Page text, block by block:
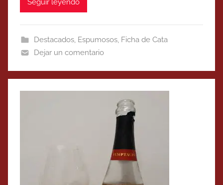
Seguir leyendo
Destacados, Espumosos, Ficha de Cata
Dejar un comentario